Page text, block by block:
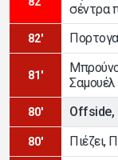
σέντρα
82'
81'
80' Offside,
80' Πιέζει,